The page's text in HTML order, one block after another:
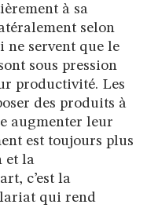
à sa
selon
ne servent que le
sous pression
productivité. Les
des produits à
augmenter leur
est toujours plus
et la
c’est la
qui rend